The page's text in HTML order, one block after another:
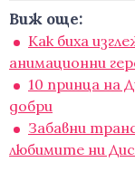
Виж още:
Как биха
анимационни
10 принца на
добри
Забавни
любимите ни